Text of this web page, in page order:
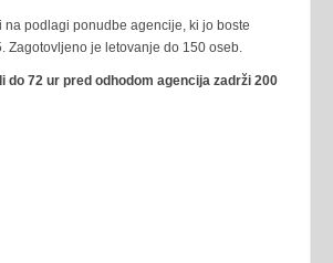
na podlagi ponudbe agencije, ki jo boste
Zagotovljeno je letovanje do 150 oseb.
do 72 ur pred odhodom agencija zadrži 200